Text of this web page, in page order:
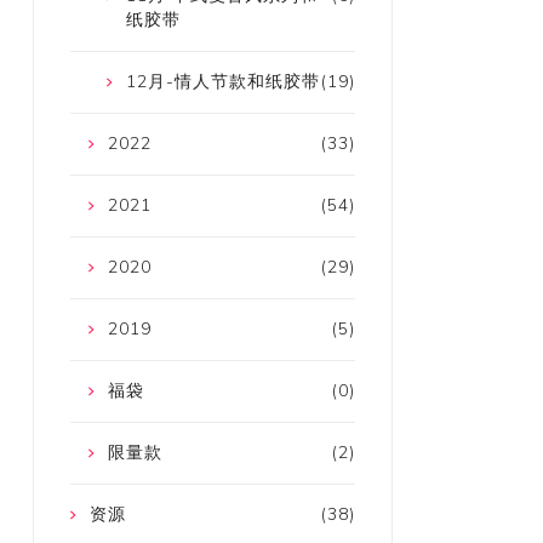
纸胶带
(19)
12月-情人节款和纸胶带
(33)
2022
(54)
2021
(29)
2020
(5)
2019
(0)
福袋
(2)
限量款
(38)
资源